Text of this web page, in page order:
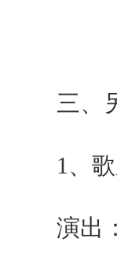
三、
1 、
演出